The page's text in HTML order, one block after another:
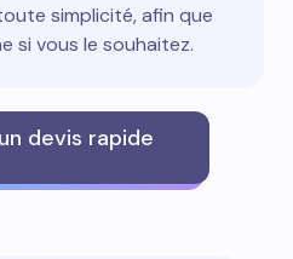
simplicité, afin que
si vous le souhaitez.
devis rapide